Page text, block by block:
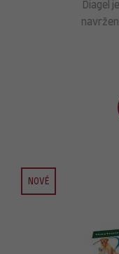
Diagel
NOVÉ